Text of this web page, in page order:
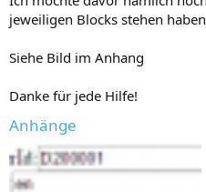
jeweiligen Blocks stehen
Siehe Bild im Anhang
Danke für jede Hilfe!
Anhänge